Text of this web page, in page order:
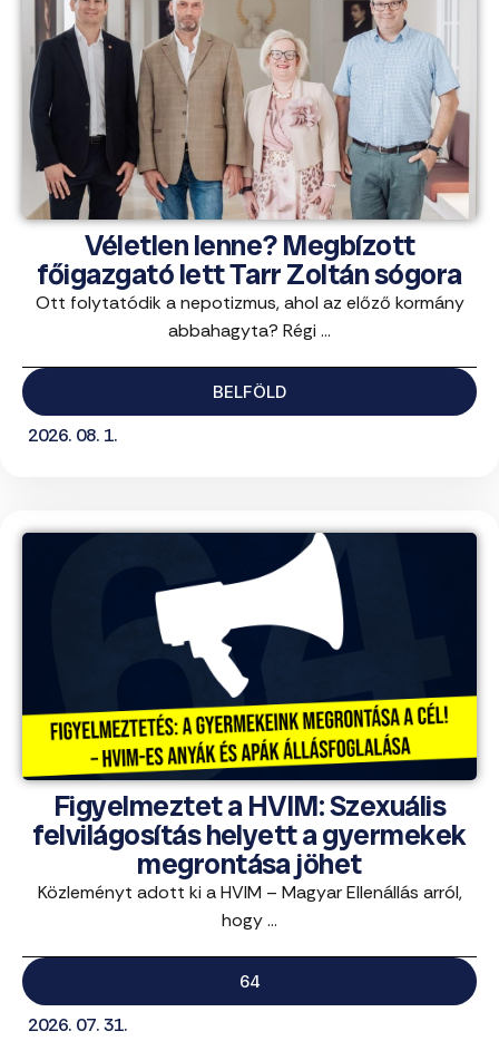
Véletlen lenne? Megbízott
főigazgató lett Tarr Zoltán sógora
Ott folytatódik a nepotizmus, ahol az előző kormány
abbahagyta? Régi ...
BELFÖLD
2026. 08. 1.
Figyelmeztet a HVIM: Szexuális
felvilágosítás helyett a gyermekek
megrontása jöhet
Közleményt adott ki a HVIM – Magyar Ellenállás arról,
hogy ...
64
2026. 07. 31.